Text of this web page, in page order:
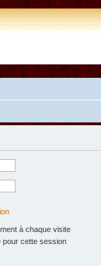
à chaque visite
pour cette session